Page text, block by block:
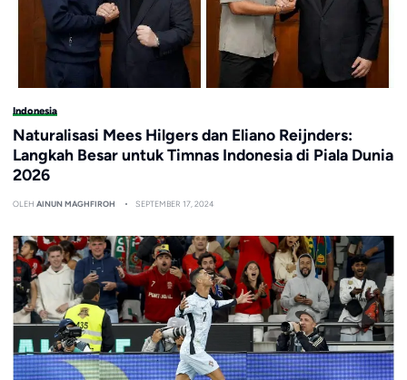
Indonesia
Naturalisasi Mees Hilgers dan Eliano Reijnders:
Langkah Besar untuk Timnas Indonesia di Piala Dunia
2026
OLEH AINUN MAGHFIROH SEPTEMBER 17, 2024